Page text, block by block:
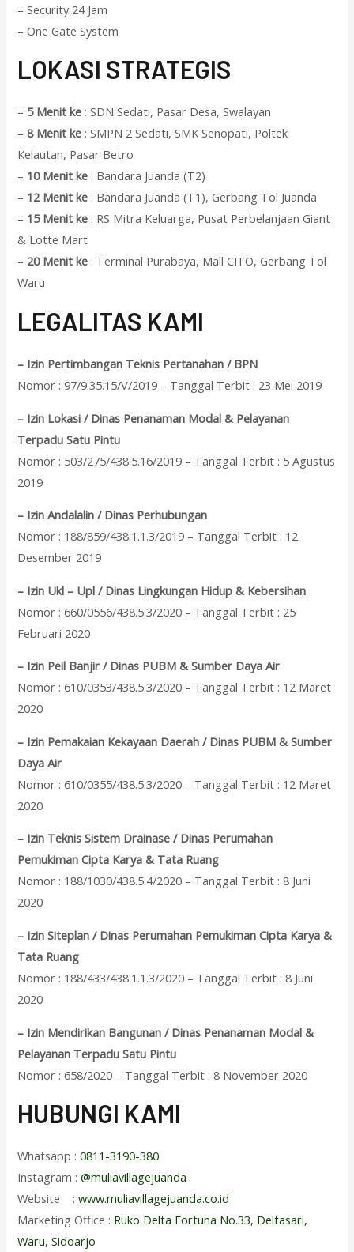
– Security 24 Jam
– One Gate System
LOKASI STRATEGIS
– 5 Menit ke : SDN Sedati, Pasar Desa, Swalayan
–8 Menit ke : SMPN 2 Sedati, SMK Senopati, Poltek
Kelautan, Pasar Betro
– 10 Menit ke : Bandara Juanda (T2)
– 12 Menit ke : Bandara Juanda (T1), Gerbang Tol Juanda
– 15 Menit ke : RS Mitra Keluarga, Pusat Perbelanjaan Giant
& Lotte Mart
– 20 Menit ke : Terminal Purabaya, Mall CITO, Gerbang Tol
Waru
LEGALITAS KAMI
– Izin Pertimbangan Teknis Pertanahan / BPN
Nomor : 97/9.35.15/V/2019 – Tanggal Terbit : 23 Mei 2019
– Izin Lokasi / Dinas Penanaman Modal & Pelayanan
Terpadu Satu Pintu
Nomor : 503/275/438.5.16/2019 – Tanggal Terbit : 5 Agustus
2019
– Izin Andalalin / Dinas Perhubungan
Nomor : 188/859/438.1.1.3/2019 – Tanggal Terbit : 12
Desember 2019
– Izin Ukl – Upl / Dinas Lingkungan Hidup & Kebersihan
Nomor : 660/0556/438.5.3/2020 – Tanggal Terbit : 25
Februari 2020
– Izin Peil Banjir / Dinas PUBM & Sumber Daya Air
Nomor : 610/0353/438.5.3/2020 – Tanggal Terbit : 12 Maret
2020
– Izin Pemakaian Kekayaan Daerah / Dinas PUBM & Sumber
Daya Air
Nomor : 610/0355/438.5.3/2020 – Tanggal Terbit : 12 Maret
2020
– Izin Teknis Sistem Drainase / Dinas Perumahan
Pemukiman Cipta Karya & Tata Ruang
Nomor : 188/1030/438.5.4/2020 – Tanggal Terbit : 8 Juni
2020
– Izin Siteplan / Dinas Perumahan Pemukiman Cipta Karya &
Tata Ruang
Nomor : 188/433/438.1.1.3/2020 – Tanggal Terbit : 8 Juni
2020
– Izin Mendirikan Bangunan / Dinas Penanaman Modal &
Pelayanan Terpadu Satu Pintu
Nomor : 658/2020 – Tanggal Terbit : 8 November 2020
HUBUNGI KAMI
Whatsapp :0811-3190-380
Instagram :@muliavillagejuanda
Website :www.muliavillagejuanda.co.id
Marketing Office : Ruko Delta Fortuna No.33, Deltasari,
Waru, Sidoarjo